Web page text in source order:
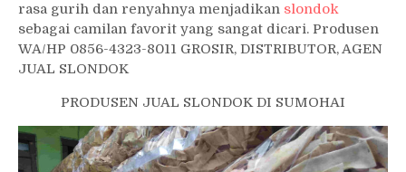
rasa gurih dan renyahnya menjadikan slondok
sebagai camilan favorit yang sangat dicari. Produsen
WA/HP 0856-4323-8011 GROSIR, DISTRIBUTOR, AGEN
JUAL SLONDOK
PRODUSEN JUAL SLONDOK DI SUMOHAI